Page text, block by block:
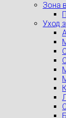
Зона
Уход